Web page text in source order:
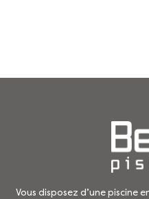
Vous disposez d’une piscine